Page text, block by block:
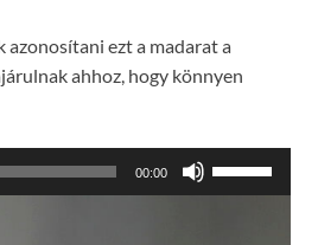
azonosítani ezt a madarat a
ahhoz, hogy könnyen
00:00
hangerő